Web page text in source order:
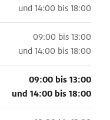
und 14:00 bis 18:00
09:00 bis 13:00
und 14:00 bis 18:00
09:00 bis 13:00
und 14:00 bis 18:00